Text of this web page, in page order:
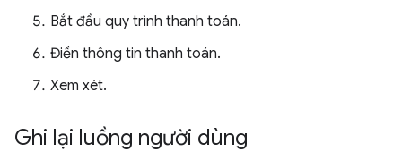
Bắt đầu quy trình thanh toán.
Điền thông tin thanh toán.
Xem xét.
Ghi lại luồng người dùng